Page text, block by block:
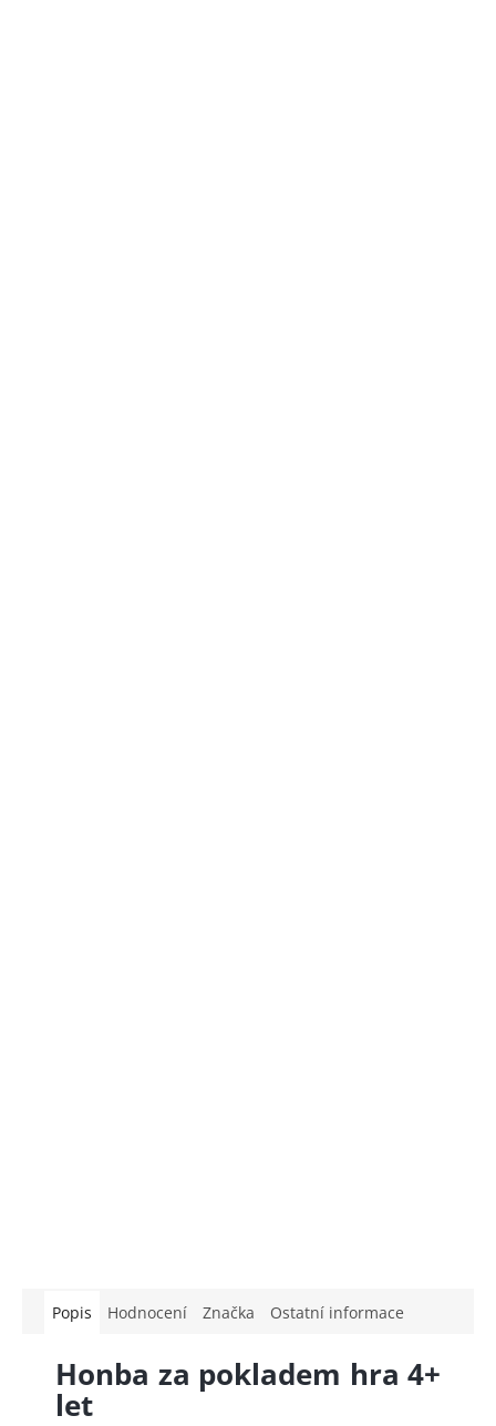
Popis Hodnocení Značka Ostatní informace
Honba za pokladem hra 4+
let